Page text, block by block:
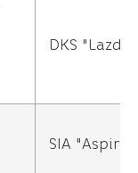
DKS
SIA